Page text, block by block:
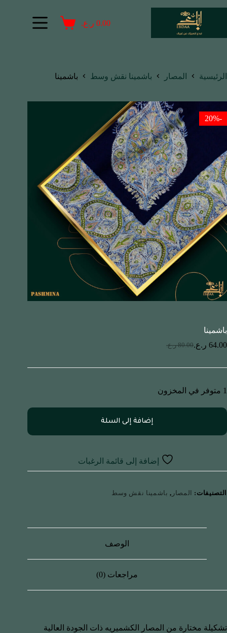
0.00 ر.ع.
الرئيسية المصار باشمينا نقش وسط باشمينا
-20%
باشمينا
80.00 ر.ع. 64.00 ر.ع.
1 متوفر في المخزون
إضافة إلى السلة
إضافة إلى قائمة الرغبات
التصنيفات: المصار , باشمينا نقش وسط
الوصف
مراجعات (0)
تشكيلة مختارة من المصار الكشميريه ذات الجودة العالية